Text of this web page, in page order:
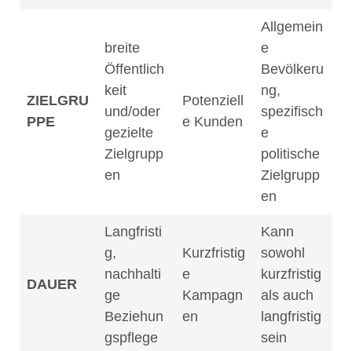
ZIELGRU
PPE
breite
Öffentlich
keit
und/oder
gezielte
Zielgrupp
en
Potenziell
e Kunden
Allgemein
e
Bevölkeru
ng,
spezifisch
e
politische
Zielgrupp
en
DAUER
Langfristi
g,
nachhalti
ge
Beziehun
gspflege
Kurzfristig
e
Kampagn
en
Kann
sowohl
kurzfristig
als auch
langfristig
sein